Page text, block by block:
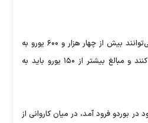
در قوانین فرانسه اشخاص نمی‌توانند بیش از چهار هزار و ۶۰۰ یورو به
تبلیغات انتخاباتی کمک مالی کنند و مبالغ بیشتر از ۱۵۰ یورو باید به
بوردو فرود آمد، در میان کاروانی از